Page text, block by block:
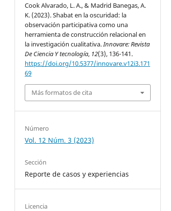
Cook Alvarado, L. A., & Madrid Banegas, A.
K. (2023). Shabat en la oscuridad: la
observación participativa como una
herramienta de construcción relacional en
la investigación cualitativa.Innovare: Revista
De Ciencia Y tecnología, 12(3), 136-141.
https://doi.org/10.5377/innovare.v12i3.171
69
Más formatos de cita
Número
Vol. 12 Núm. 3 (2023)
Sección
Reporte de casos y experiencias
Licencia